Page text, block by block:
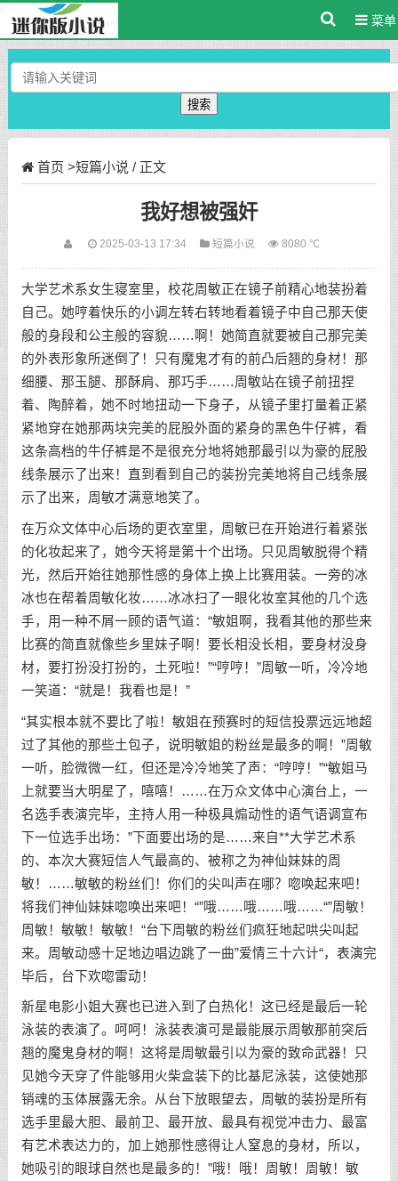
菜单
搜索
首页 >短篇小说 / 正文
我好想被强奸
2025-03-13 17:34 短篇小说 8080 ℃
大学艺术系女生寝室里，校花周敏正在镜子前精心地装扮着
自己。她哼着快乐的小调左转右转地看着镜子中自己那天使
般的身段和公主般的容貌……啊！她简直就要被自己那完美
的外表形象所迷倒了！只有魔鬼才有的前凸后翘的身材！那
细腰、那玉腿、那酥肩、那巧手……周敏站在镜子前扭捏
着、陶醉着，她不时地扭动一下身子，从镜子里打量着正紧
紧地穿在她那两块完美的屁股外面的紧身的黑色牛仔裤，看
这条高档的牛仔裤是不是很充分地将她那最引以为豪的屁股
线条展示了出来！直到看到自己的装扮完美地将自己线条展
示了出来，周敏才满意地笑了。
在万众文体中心后场的更衣室里，周敏已在开始进行着紧张
的化妆起来了，她今天将是第十个出场。只见周敏脱得个精
光，然后开始往她那性感的身体上换上比赛用装。一旁的冰
冰也在帮着周敏化妆……冰冰扫了一眼化妆室其他的几个选
手，用一种不屑一顾的语气道：“敏姐啊，我看其他的那些来
比赛的简直就像些乡里妹子啊！要长相没长相，要身材没身
材，要打扮没打扮的，土死啦！”“哼哼！”周敏一听，冷冷地
一笑道：“就是！我看也是！”
“其实根本就不要比了啦！敏姐在预赛时的短信投票远远地超
过了其他的那些土包子，说明敏姐的粉丝是最多的啊！”周敏
一听，脸微微一红，但还是冷冷地笑了声：“哼哼！”“敏姐马
上就要当大明星了，嘻嘻！……在万众文体中心演台上，一
名选手表演完毕，主持人用一种极具煽动性的语气语调宣布
下一位选手出场：”下面要出场的是……来自**大学艺术系
的、本次大赛短信人气最高的、被称之为神仙妹妹的周
敏！……敏敏的粉丝们！你们的尖叫声在哪？唿唤起来吧！
将我们神仙妹妹唿唤出来吧！“”哦……哦……哦……“”周敏！
周敏！敏敏！敏敏！“台下周敏的粉丝们疯狂地起哄尖叫起
来。周敏动感十足地边唱边跳了一曲”爱情三十六计“，表演完
毕后，台下欢唿雷动！
新星电影小姐大赛也已进入到了白热化！这已经是最后一轮
泳装的表演了。呵呵！泳装表演可是最能展示周敏那前突后
翘的魔鬼身材的啊！这将是周敏最引以为豪的致命武器！只
见她今天穿了件能够用火柴盒装下的比基尼泳装，这使她那
销魂的玉体展露无余。从台下放眼望去，周敏的装扮是所有
选手里最大胆、最前卫、最开放、最具有视觉冲击力、最富
有艺术表达力的，加上她那性感得让人窒息的身材，所以，
她吸引的眼球自然也是最多的！”哦！哦！周敏！周敏！敏